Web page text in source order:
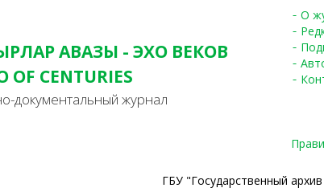
АВАЗЫ - ЭХО ВЕКОВ
OF CENTURIES
документальный журнал
О
ГБУ "Государственный